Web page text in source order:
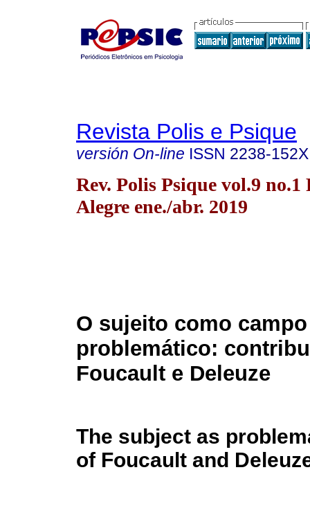
Revista Polis e Psique
versión On-line ISSN 2238-152X
Rev. Polis Psique vol.9 no.1
Alegre ene./abr. 2019
O sujeito como campo
problemático:
Foucault e Deleuze
The subject as
of Foucault and